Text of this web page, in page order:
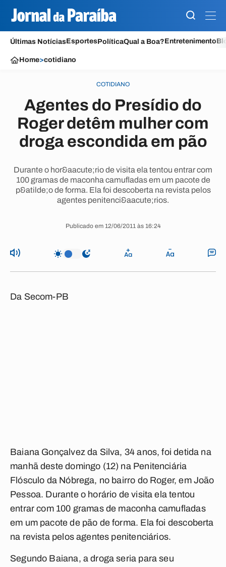
Últimas NotíciasEsportesPolíticaQual a Boa?Entretenimento
Home>cotidiano
COTIDIANO
Agentes do Presídio do
Roger detêm mulher com
droga escondida em pão
Durante o hor&aacute;rio de visita ela tentou entrar com
100 gramas de maconha camufladas em um pacote de
p&atilde;o de forma. Ela foi descoberta na revista pelos
agentes penitenci&aacute;rios.
Publicado em 12/06/2011 às 16:24
Da Secom-PB
Baiana Gonçalvez da Silva, 34 anos, foi detida na
manhã deste domingo (12) na Penitenciária
Flósculo da Nóbrega, no bairro do Roger, em João
Pessoa. Durante o horário de visita ela tentou
entrar com 100 gramas de maconha camufladas
em um pacote de pão de forma. Ela foi descoberta
na revista pelos agentes penitenciários.
Segundo Baiana, a droga seria para seu